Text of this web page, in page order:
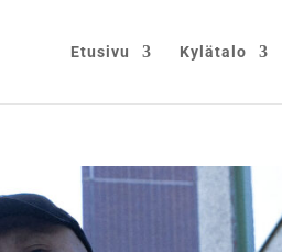
Etusivu Kylätalo